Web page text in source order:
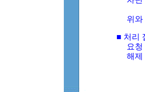
위와
■ 처리
요
해제